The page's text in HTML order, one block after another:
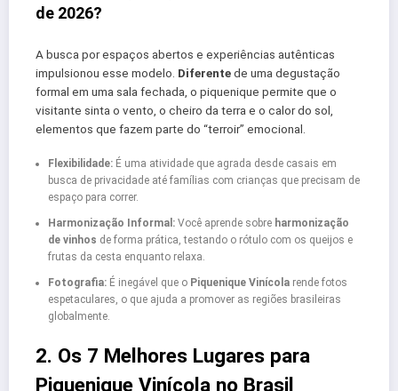
de 2026?
A busca por espaços abertos e experiências autênticas
impulsionou esse modelo. Diferentede uma degustação
formal em uma sala fechada, o piquenique permite que o
visitante sinta o vento, o cheiro da terra e o calor do sol,
elementos que fazem parte do “terroir” emocional.
Flexibilidade:É uma atividade que agrada desde casais em
busca de privacidade até famílias com crianças que precisam de
espaço para correr.
Harmonização Informal:Você aprende sobre harmonização
de vinhos de forma prática, testando o rótulo com os queijos e
frutas da cesta enquanto relaxa.
Fotografia:É inegável que o Piquenique Vinícolarende fotos
espetaculares, o que ajuda a promover as regiões brasileiras
globalmente.
2. Os 7 Melhores Lugares para
Piquenique Vinícola no Brasil